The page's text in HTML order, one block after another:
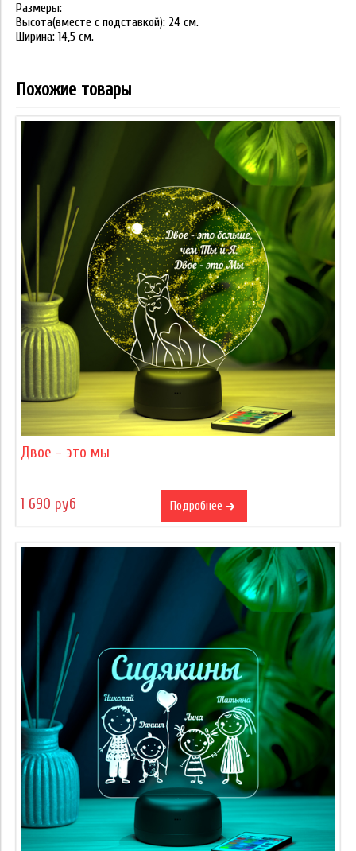
Размеры:
Высота(вместе с подставкой): 24 см.
Ширина: 14,5 см.
Похожие товары
Двое - это мы
1 690 руб Подробнее